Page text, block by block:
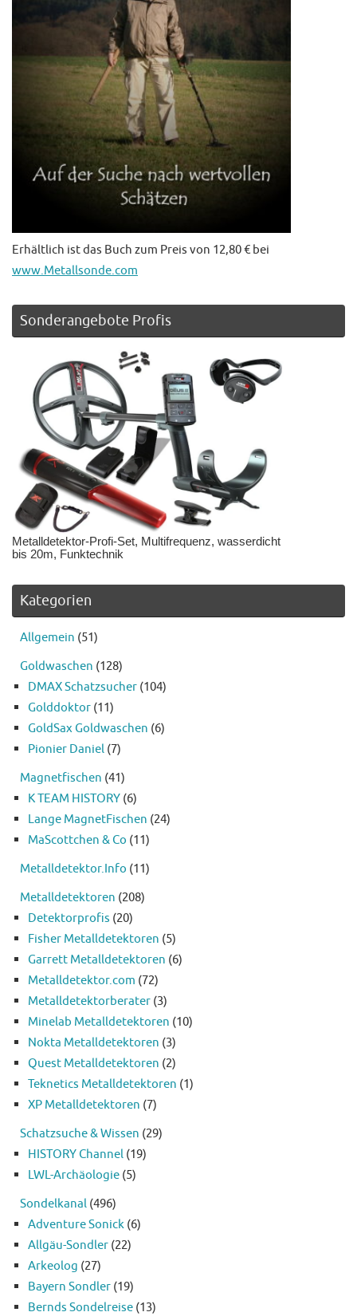
Erhältlich ist das Buch zum Preis von 12,80 € bei
www.Metallsonde.com
Sonderangebote Profis
Metalldetektor-Profi-Set, Multifrequenz, wasserdicht
bis 20m, Funktechnik
Kategorien
Allgemein (51)
Goldwaschen (128)
DMAX Schatzsucher (104)
Golddoktor (11)
GoldSax Goldwaschen (6)
Pionier Daniel (7)
Magnetfischen (41)
K TEAM HISTORY (6)
Lange MagnetFischen (24)
MaScottchen & Co (11)
Metalldetektor.Info (11)
Metalldetektoren (208)
Detektorprofis (20)
Fisher Metalldetektoren (5)
Garrett Metalldetektoren (6)
Metalldetektor.com (72)
Metalldetektorberater (3)
Minelab Metalldetektoren (10)
Nokta Metalldetektoren (3)
Quest Metalldetektoren (2)
Teknetics Metalldetektoren (1)
XP Metalldetektoren (7)
Schatzsuche & Wissen (29)
HISTORY Channel (19)
LWL-Archäologie (5)
Sondelkanal (496)
Adventure Sonick (6)
Allgäu-Sondler (22)
Arkeolog (27)
Bayern Sondler (19)
Bernds Sondelreise (13)